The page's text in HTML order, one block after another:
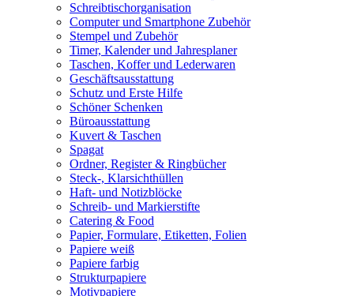
Schreibtischorganisation
Computer und Smartphone Zubehör
Stempel und Zubehör
Timer, Kalender und Jahresplaner
Taschen, Koffer und Lederwaren
Geschäftsausstattung
Schutz und Erste Hilfe
Schöner Schenken
Büroausstattung
Kuvert & Taschen
Spagat
Ordner, Register & Ringbücher
Steck-, Klarsichthüllen
Haft- und Notizblöcke
Schreib- und Markierstifte
Catering & Food
Papier, Formulare, Etiketten, Folien
Papiere weiß
Papiere farbig
Strukturpapiere
Motivpapiere